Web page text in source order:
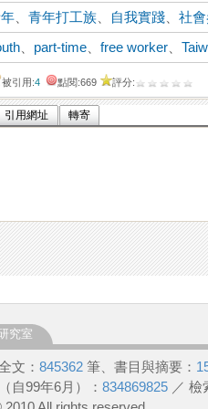
、青年打工族 自我實踐 、社
part-time 、free worker 、
被引用:4 點閱:669 評分:
引用網址 轉寄
究室
文： 845362 筆、書目與摘要：
自99年6月）： 834869825 ／ 檢